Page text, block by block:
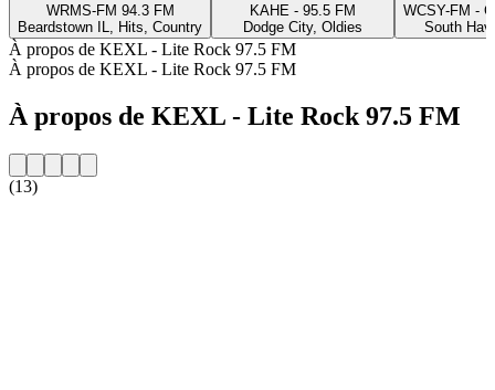
WRMS-FM 94.3 FM
Beardstown IL, Hits, Country
KAHE - 95.5 FM
Dodge City, Oldies
WCSY-FM -
South
À propos de KEXL - Lite Rock 97.5 FM
À propos de KEXL - Lite Rock 97.5 FM
À propos de KEXL - Lite Rock 97.5 FM
(13)